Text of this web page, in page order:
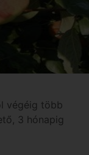
végéig több
3 hónapig